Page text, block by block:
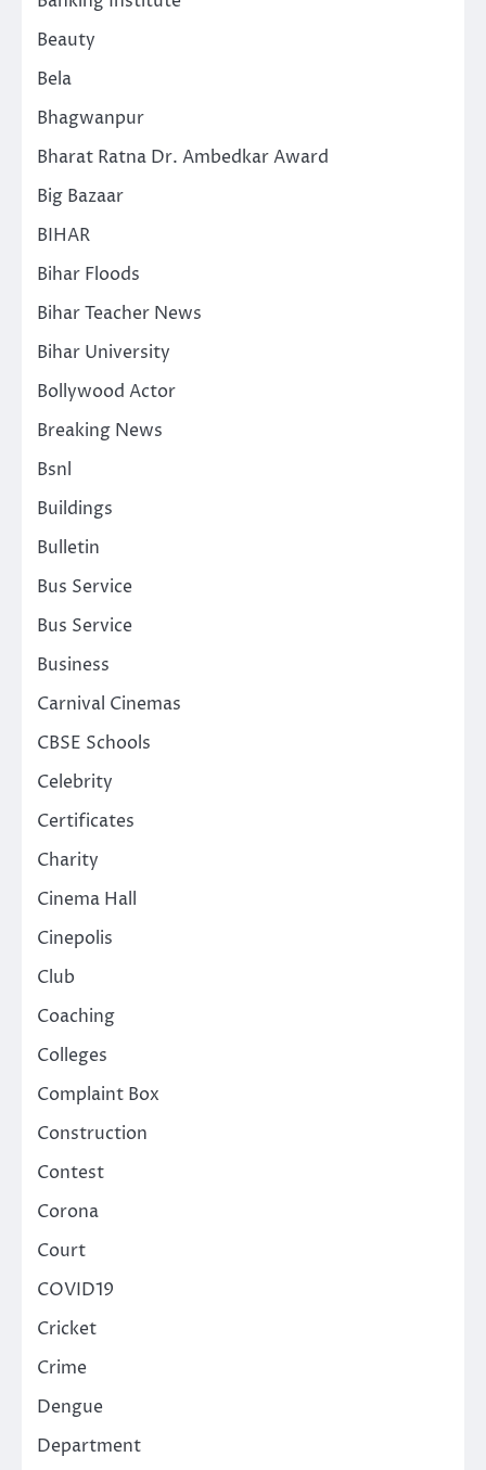
Beauty
Bela
Bhagwanpur
Bharat Ratna Dr. Ambedkar Award
Big Bazaar
BIHAR
Bihar Floods
Bihar Teacher News
Bihar University
Bollywood Actor
Breaking News
Bsnl
Buildings
Bulletin
Bus Service
Bus Service
Business
Carnival Cinemas
CBSE Schools
Celebrity
Certificates
Charity
Cinema Hall
Cinepolis
Club
Coaching
Colleges
Complaint Box
Construction
Contest
Corona
Court
COVID19
Cricket
Crime
Dengue
Department